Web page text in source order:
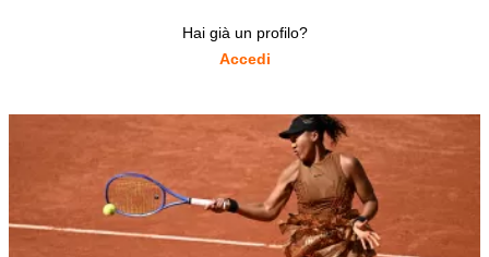
Hai già un profilo?
Accedi